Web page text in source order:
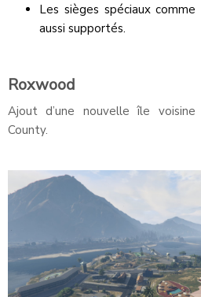
Les sièges spéciaux
aussi supportés.
Roxwood
Ajout d’une nouvelle île
County.